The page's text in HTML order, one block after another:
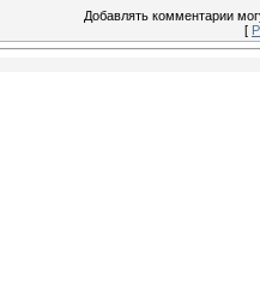
Добавлять комментарии
[